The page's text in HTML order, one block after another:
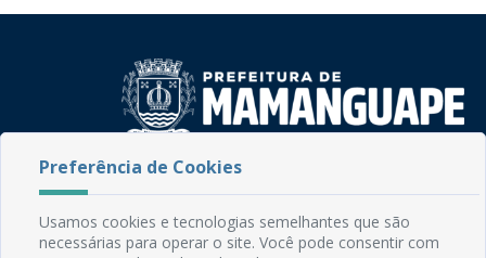
Rua do Imperador, 78, Centro
CEP: 58.280-000 - Mamanguape/PB
Fone: (83) 3292-2246
Email: comunicacao@mamanguape.pb.gov.br
Preferência de Cookies
Usamos cookies e tecnologias semelhantes que são
necessárias para operar o site. Você pode consentir com